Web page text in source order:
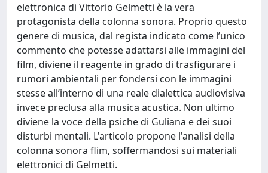
elettronica di Vittorio Gelmetti è la vera
protagonista della colonna sonora. Proprio questo
genere di musica, dal regista indicato come l’unico
commento che potesse adattarsi alle immagini del
film, diviene il reagente in grado di trasfigurare i
rumori ambientali per fondersi con le immagini
stesse all’interno di una reale dialettica audiovisiva
invece preclusa alla musica acustica. Non ultimo
diviene la voce della psiche di Guliana e dei suoi
disturbi mentali. L'articolo propone l'analisi della
colonna sonora flim, soffermandosi sui materiali
elettronici di Gelmetti.